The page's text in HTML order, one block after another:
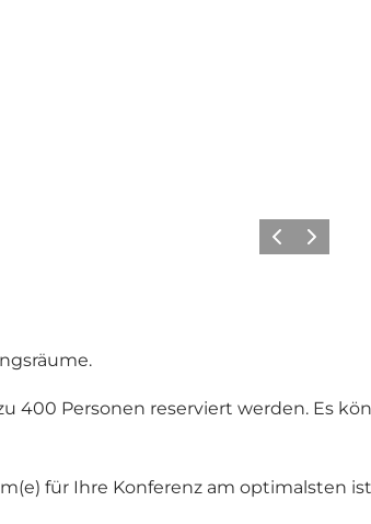
ZurückWeiter
400 Personen reserviert werden. Es
für Ihre Konferenz am optimalsten